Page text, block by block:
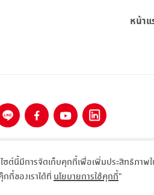
หน้า
Cement Public Company Limited. All
ซต์นี้มีการจัดเก็บคุกกี้เพื่อเพิ่มประสิทธิภาพ
กกี้ของเราได้ที่นโยบายการใช้คุกกี้"